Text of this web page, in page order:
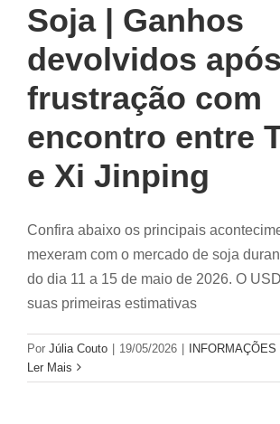
Soja | Ganhos
devolvidos após
frustração com
encontro entre
e Xi Jinping
Confira abaixo os principais
mexeram com o mercado de soja
do dia 11 a 15 de maio de 2026. O
suas primeiras estimativas
Por Júlia Couto 19/05/2026
Ler Mais